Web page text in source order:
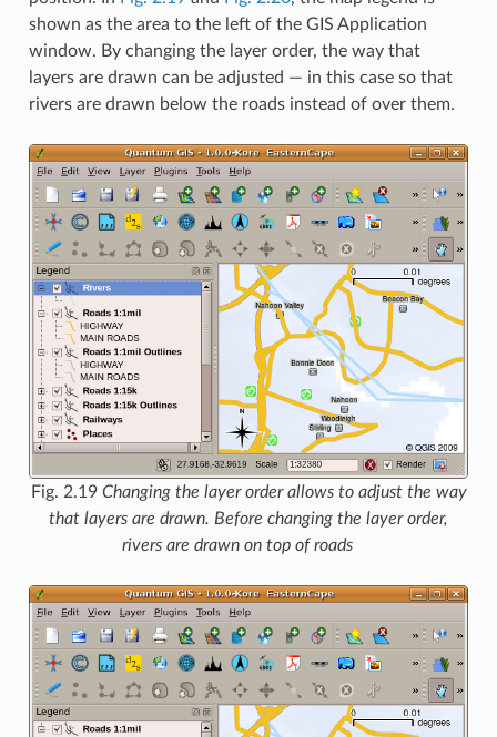
shown as the area to the left of the GIS Application
window. By changing the layer order, the way that
layers are drawn can be adjusted — in this case so that
rivers are drawn below the roads instead of over them.
Fig. 2.19 Changing the layer order allows to adjust the way
that layers are drawn. Before changing the layer order,
rivers are drawn on top of roads